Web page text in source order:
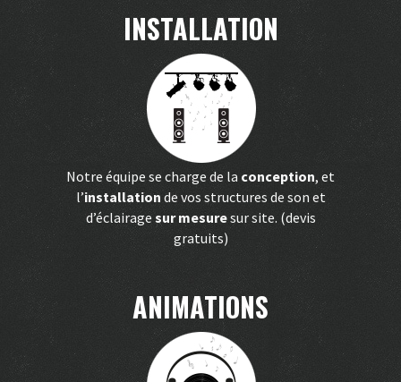
INSTALLATION
Notre équipe se charge de la conception, et
l’installation de vos structures de son et
d’éclairage sur mesuresur site. (devis
gratuits)
ANIMATIONS